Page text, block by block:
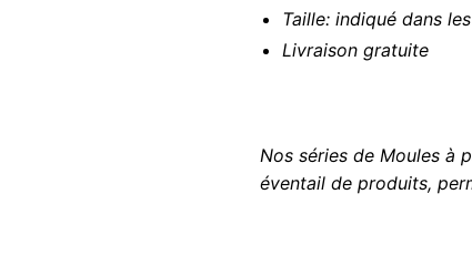
Taille: indiqué dans
Livraison gratuite
Nos séries de Moules à
éventail de produits,